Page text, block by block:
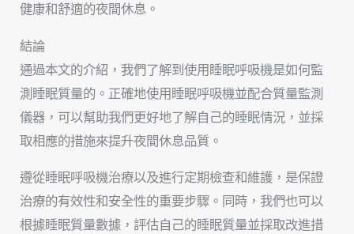
健康和舒適的夜間休息。
結論
通過本文的介紹，我們了解到使用睡眠呼吸機是如何監
測睡眠質量的。正確地使用睡眠呼吸機並配合質量監測
儀器，可以幫助我們更好地了解自己的睡眠情況，並採
取相應的措施來提升夜間休息品質。
遵從睡眠呼吸機治療以及進行定期檢查和維護，是保證
治療的有效性和安全性的重要步驟。同時，我們也可以
根據睡眠質量數據，評估自己的睡眠質量並採取改進措